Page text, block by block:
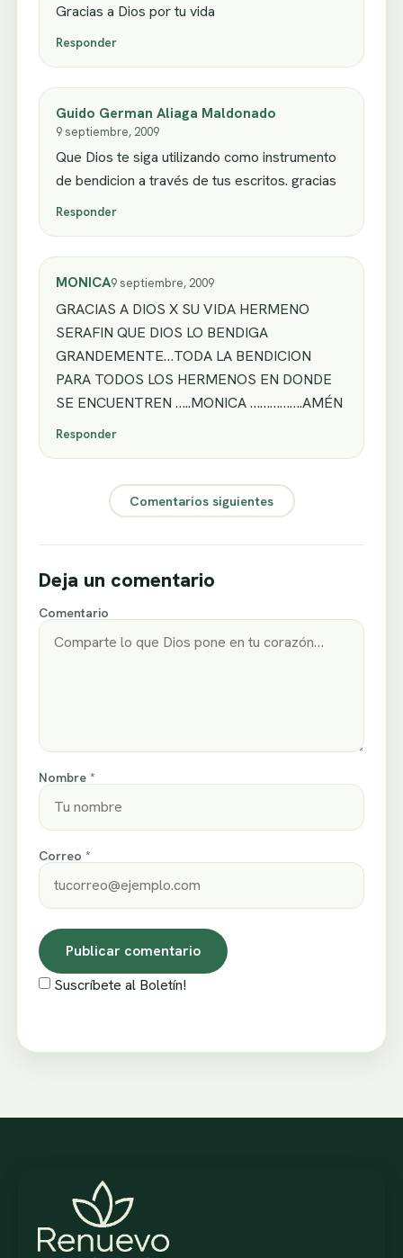
Gracias a Dios por tu vida
Responder
Guido German Aliaga Maldonado
9 septiembre, 2009
Que Dios te siga utilizando como instrumento
de bendicion a través de tus escritos. gracias
Responder
MONICA9 septiembre, 2009
GRACIAS A DIOS X SU VIDA HERMENO
SERAFIN QUE DIOS LO BENDIGA
GRANDEMENTE…TODA LA BENDICION
PARA TODOS LOS HERMENOS EN DONDE
SE ENCUENTREN …..MONICA …………….AMÉN
Responder
Comentarios siguientes
Deja un comentario
Comentario
Nombre *
Correo *
Suscríbete al Boletín!